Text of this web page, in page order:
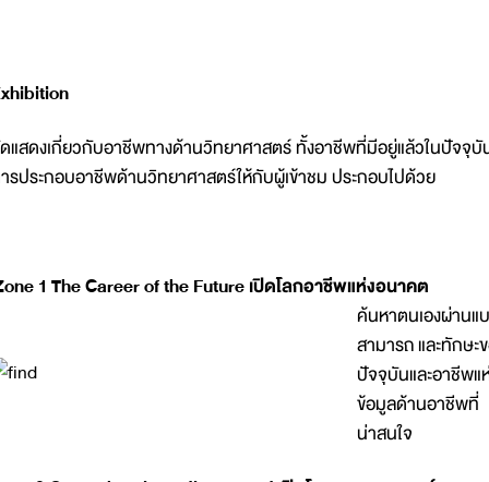
แสดงเกี่ยวกับอาชีพทางด้านวิทยาศาสตร์ ทั้งอาชีพที่มีอยู่แล้วในปัจจุบั
รประกอบอาชีพด้านวิทยาศาสตร์ให้กับผู้เข้าชม ประกอบไปด้วย
1 The Career of the Future เปิดโลกอาชีพแห่งอนาคต
ค้นหาตนเองผ่าน
สามารถ และทักษ
ปัจจุบันและอาชีพแ
ข้อมูลด้านอาชีพที่
น่าสนใจ